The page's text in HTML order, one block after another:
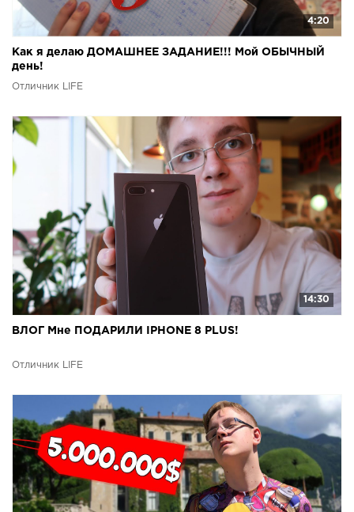
4:20
Как я делаю ДОМАШНЕЕ ЗАДАНИЕ!!! Мой ОБЫЧНЫЙ
день!
Отличник LIFE
14:30
ВЛОГ Мне ПОДАРИЛИ IPHONE 8 PLUS!
Отличник LIFE